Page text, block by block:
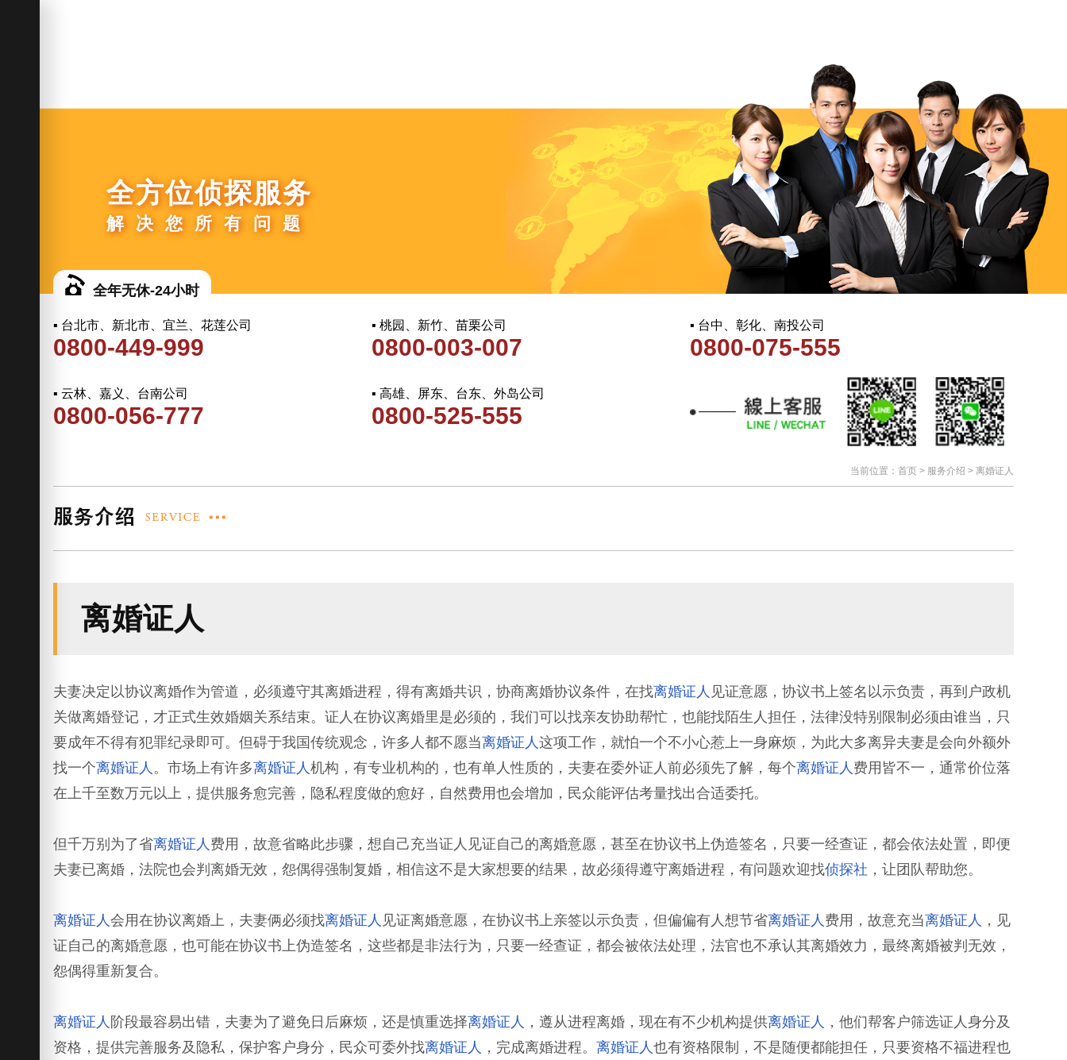
当前位置： 首页> 服务介绍 > 离婚证人
全方位侦探服务
解决您所有问题
全年无休-24小时
▪ 台北市、新北市、宜兰、花莲公司
0800-449-999
▪ 桃园、新竹、苗栗公司
0800-003-007
▪ 台中、彰化、南投公司
0800-075-555
▪ 云林、嘉义、台南公司
0800-056-777
▪ 高雄、屏东、台东、外岛公司
0800-525-555
离婚证人
夫妻决定以协议离婚作为管道，必须遵守其离婚进程，得有离婚共识，协商离婚协议条件，在找离婚证人 见证意愿，协议书上签名以示负责，再到户政机
关做离婚登记，才正式生效婚姻关系结束。证人在协议离婚里是必须的，我们可以找亲友协助帮忙，也能找陌生人担任，法律没特别限制必须由谁当，只
要成年不得有犯罪纪录即可。但碍于我国传统观念，许多人都不愿当离婚证人这项工作，就怕一个不小心惹上一身麻烦，为此大多离异夫妻是会向外额外
找一个离婚证人 。市场上有许多离婚证人机构，有专业机构的，也有单人性质的，夫妻在委外证人前必须先了解，每个离婚证人 费用皆不一，通常价位落
在上千至数万元以上，提供服务愈完善，隐私程度做的愈好，自然费用也会增加，民众能评估考量找出合适委托。
但千万别为了省离婚证人 费用，故意省略此步骤，想自己充当证人见证自己的离婚意愿，甚至在协议书上伪造签名，只要一经查证，都会依法处置，即便
夫妻已离婚，法院也会判离婚无效，怨偶得强制复婚，相信这不是大家想要的结果，故必须得遵守离婚进程，有问题欢迎找侦探社 ，让团队帮助您。
离婚证人会用在协议离婚上，夫妻俩必须找离婚证人 见证离婚意愿，在协议书上亲签以示负责，但偏偏有人想节省离婚证人 费用，故意充当离婚证人 ，见
证自己的离婚意愿，也可能在协议书上伪造签名，这些都是非法行为，只要一经查证，都会被依法处理，法官也不承认其离婚效力，最终离婚被判无效，
怨偶得重新复合。
离婚证人 阶段最容易出错，夫妻为了避免日后麻烦，还是慎重选择离婚证人 ，遵从进程离婚，现在有不少机构提供离婚证人 ，他们帮客户筛选证人身分及
资格，提供完善服务及隐私，保护客户身分，民众可委外找离婚证人 ，完成离婚进程。离婚证人也有资格限制，不是随便都能担任，只要资格不福进程也